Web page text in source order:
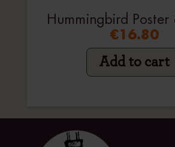
Hummingbird
€16.80
Add to cart